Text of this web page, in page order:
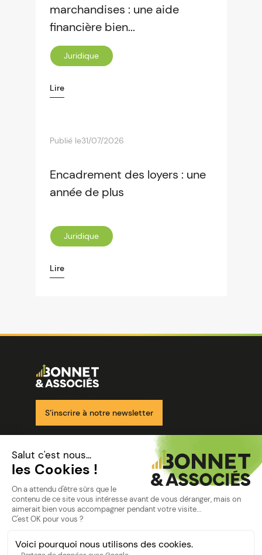
marchandises : une aide
financière bien...
Juridique
Lire
Publié le31/07/2026
Encadrement des loyers : une
année de plus
Juridique
Lire
Image
S’inscrire à notre newsletter
Nos solutions
Nos cabinets
Mon espace client
Politique de confidentialité